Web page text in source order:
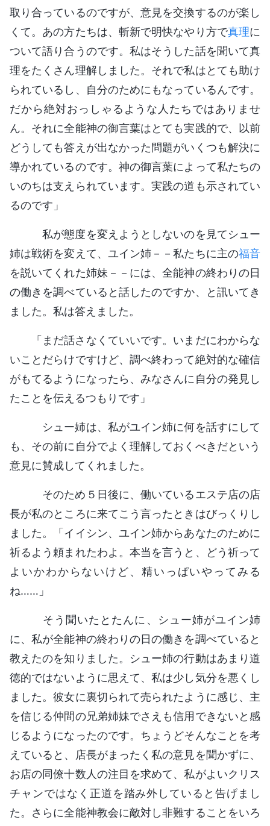
取り合っているのですが、意見を交換するのが楽し
くて。あの方たちは、斬新で明快なやり方で真理に
ついて語り合うのです。私はそうした話を聞いて真
理をたくさん理解しました。それで私はとても助け
られているし、自分のためにもなっているんです。
だから絶対おっしゃるような人たちではありませ
ん。それに全能神の御言葉はとても実践的で、以前
どうしても答えが出なかった問題がいくつも解決に
導かれているのです。神の御言葉によって私たちの
いのちは支えられています。実践の道も示されてい
るのです」
私が態度を変えようとしないのを見てシュー
姉は戦術を変えて、ユイン姉－－私たちに主の福音
を説いてくれた姉妹－－には、全能神の終わりの日
の働きを調べていると話したのですか、と訊いてき
ました。私は答えました。
「まだ話さなくていいです。いまだにわからな
いことだらけですけど、調べ終わって絶対的な確信
がもてるようになったら、みなさんに自分の発見し
たことを伝えるつもりです」
シュー姉は、私がユイン姉に何を話すにして
も、その前に自分でよく理解しておくべきだという
意見に賛成してくれました。
そのため５日後に、働いているエステ店の店
長が私のところに来てこう言ったときはびっくりし
ました。「イイシン、ユイン姉からあなたのために
祈るよう頼まれたわよ。本当を言うと、どう祈って
よいかわからないけど、精いっぱいやってみる
ね……」
そう聞いたとたんに、シュー姉がユイン姉
に、私が全能神の終わりの日の働きを調べていると
教えたのを知りました。シュー姉の行動はあまり道
徳的ではないように思えて、私は少し気分を悪くし
ました。彼女に裏切られて売られたように感じ、主
を信じる仲間の兄弟姉妹でさえも信用できないと感
じるようになったのです。ちょうどそんなことを考
えていると、店長がまったく私の意見を聞かずに、
お店の同僚十数人の注目を求めて、私がよいクリス
チャンではなく正道を踏み外していると告げまし
た。さらに全能神教会に敵対し非難することをいろ